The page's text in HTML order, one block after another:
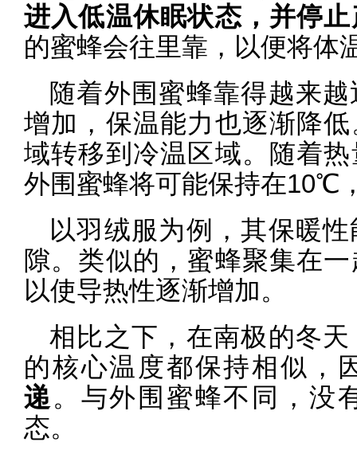
进入低温休眠状态，并停
的蜜蜂会往里靠，以便将体
随着外围蜜蜂靠得越来
增加，保温能力也逐渐降
域转移到冷温区域。随着
外围蜜蜂将可能保持在10℃
以羽绒服为例，其保暖
隙。类似的，蜜蜂聚集在
以使导热性逐渐增加。
相比之下，在南极的冬
的核心温度都保持相似，
递 。与外围蜜蜂不同，没
态。